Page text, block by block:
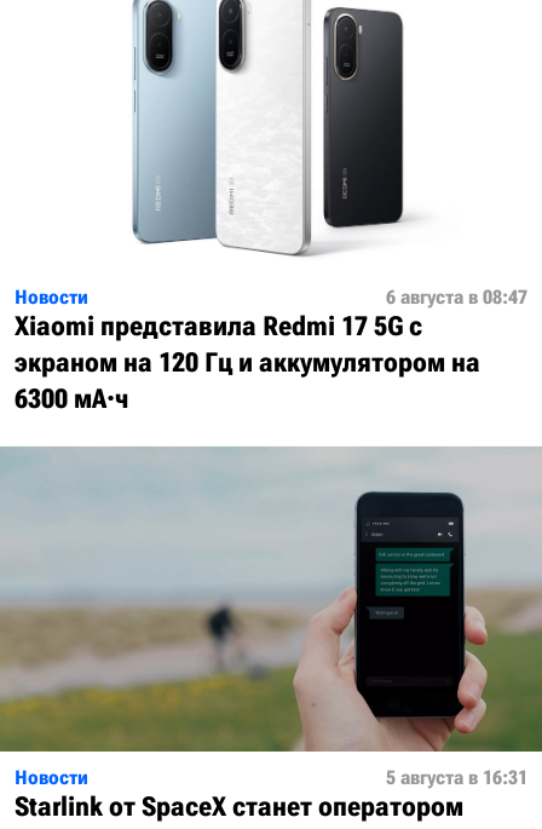
Новости 6 августа в 08:47
Xiaomi представила Redmi 17 5G с
экраном на 120 Гц и аккумулятором на
6300 мА·ч
Новости 5 августа в 16:31
Starlink от SpaceX станет оператором